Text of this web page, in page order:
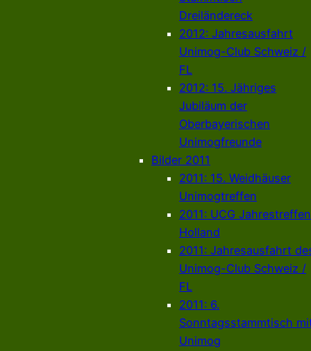
Dreiländereck
2012: Jahresausfahrt
Unimog-Club Schweiz /
FL
2012: 15. Jähriges
Jubiläum der
Oberbayerischen
Unimogfreunde
Bilder 2011
2011: 15. Weidhäuser
Unimogtreffen
2011: UCG Jahrestreffen
Holland
2011: Jahresausfahrt
Unimog-Club Schweiz /
FL
2011: 6.
Sonntagsstammtisch
Unimog